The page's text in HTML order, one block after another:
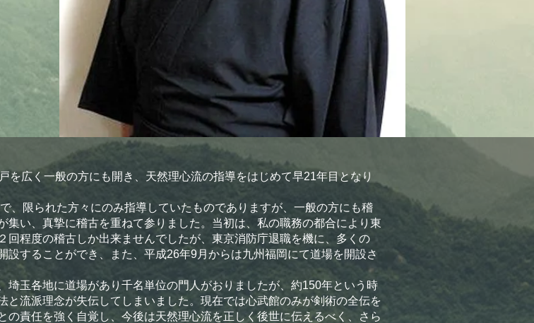
を広く一般の方にも開き、天然理心流の指導をはじめて早21年目となり
限られた方々にのみ指導していたものでありますが、一般の方にも稽
い、真摯に稽古を重ねて参りました。当初は、私の職務の都合により東
回程度の稽古しか出来ませんでしたが、東京消防庁退職を機に、多くの
することができ、また、平成26年9月からは九州福岡にて道場を開設さ
玉各地に道場があり千名単位の門人がおりましたが、約150年という時
流派理念が失伝してしまいました。現在では心武館のみが剣術の全伝を
責任を強く自覚し、今後は天然理心流を正しく後世に伝えるべく、さら